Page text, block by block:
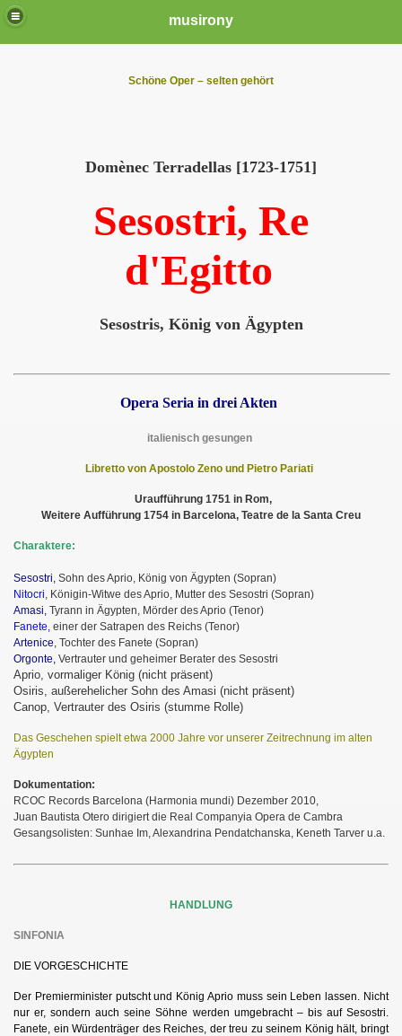
musirony
Schöne Oper – selten gehört
Domènec Terradellas [1723-1751]
Sesostri, Re
d'Egitto
Sesostris, König von Ägypten
Opera Seria in drei Akten
italienisch gesungen
Libretto von Apostolo Zeno und Pietro Pariati
Uraufführung 1751 in Rom,
Weitere Aufführung 1754 in Barcelona, Teatre de la Santa Creu
Charaktere:
Sesostri, Sohn des Aprio, König von Ägypten (Sopran)
Nitocri , Königin-Witwe des Aprio, Mutter des Sesostri (Sopran)
Amasi, Tyrann in Ägypten, Mörder des Aprio (Tenor)
Fanete, einer der Satrapen des Reichs (Tenor)
Artenice , Tochter des Fanete (Sopran)
Orgonte, Vertrauter und geheimer Berater des Sesostri
Aprio, vormaliger König (nicht präsent)
Osiris, außerehelicher Sohn des Amasi (nicht präsent)
Canop, Vertrauter des Osiris (stumme Rolle)
Das Geschehen spielt etwa 2000 Jahre vor unserer Zeitrechnung im alten
Ägypten
Dokumentation:
RCOC Records Barcelona (Harmonia mundi) Dezember 2010,
Juan Bautista Otero dirigiert die Real Companyia Opera de Cambra
Gesangsolisten: Sunhae Im, Alexandrina Pendatchanska, Keneth Tarver u.a.
HANDLUNG
SINFONIA
DIE VORGESCHICHTE
Der Premierminister putscht und König Aprio muss sein Leben lassen. Nicht
nur er, sondern auch seine Söhne werden umgebracht – bis auf Sesostri.
Fanete, ein Würdenträger des Reiches, der treu zu seinem König hält, bringt